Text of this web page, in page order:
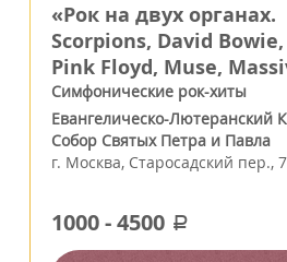
«Рок на двух органах.
Scorpions, David
Pink Floyd, Muse,
Симфонические рок-хиты
Евангелическо-Лютеранский
Собор Святых Петра и Павла
г. Москва, Старосадский пер., 7
1000-4500 a